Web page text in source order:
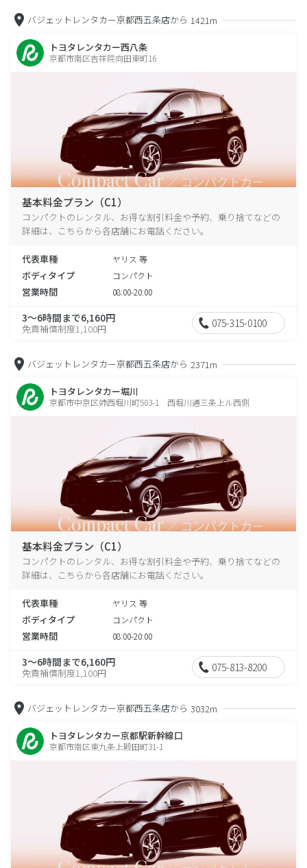
バジェットレンタカー京都西五条店から 1421m
トヨタレンタカー西八条
京都市南区吉祥院向田東町16
基本料金プラン（C1）
コンパクトのレンタル、お得な割引料金や予約、乗り捨てなどの
詳細は、こちらから各店舗にお電話ください。
代表車種 ヤリス 等
ボディタイプ コンパクト
営業時間 08:00-20:00
3～6時間まで6,160円
免責補償制度1,100円 075-315-0100
バジェットレンタカー京都西五条店から 2371m
トヨタレンタカー堀川
京都市中京区姉西堀川町503-1 西堀川通三条上ル西側
基本料金プラン（C1）
コンパクトのレンタル、お得な割引料金や予約、乗り捨てなどの
詳細は、こちらから各店舗にお電話ください。
代表車種 ヤリス 等
ボディタイプ コンパクト
営業時間 08:00-20:00
3～6時間まで6,160円
免責補償制度1,100円 075-813-8200
バジェットレンタカー京都西五条店から 3032m
トヨタレンタカー京都駅新幹線口
京都市南区東九条上殿田町31-1